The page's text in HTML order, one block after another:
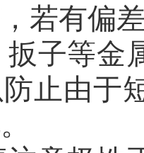
若有偏
子等金
止由于